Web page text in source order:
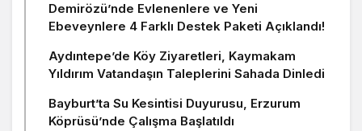
Demirözü’nde Evlenenlere ve Yeni
Ebeveynlere 4 Farklı Destek Paketi Açıklandı!
Aydıntepe’de Köy Ziyaretleri, Kaymakam
Yıldırım Vatandaşın Taleplerini Sahada Dinledi
Bayburt’ta Su Kesintisi Duyurusu, Erzurum
Köprüsü’nde Çalışma Başlatıldı